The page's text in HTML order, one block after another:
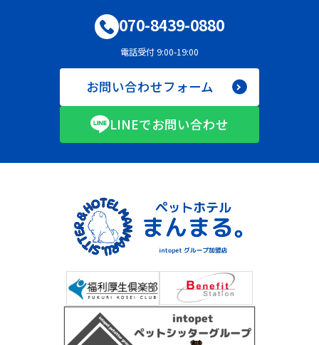
070-8439-0880
電話受付 9:00-19:00
お問い合わせフォーム
LINEでお問い合わせ